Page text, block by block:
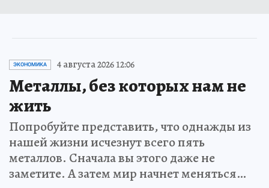
ЭКОНОМИКА 4 августа 2026 12:06
Металлы, без которых нам не
жить
Попробуйте представить, что однажды из
нашей жизни исчезнут всего пять
металлов. Сначала вы этого даже не
заметите. А затем мир начнет меняться…